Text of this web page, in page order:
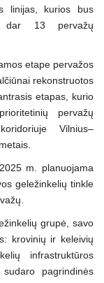
linijas, kurios bus
dar 13 pervažų
etape pervažos
rekonstruotos
etapas, kurio
pervažų
Vilnius–
m. planuojama
geležinkelių tinkle
grupė, savo
krovinių ir keleivių
infrastruktūros
pagrindinės